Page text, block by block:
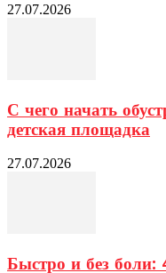
27.07.2026
С чего начать
детская площадка
27.07.2026
Быстро и без боли: